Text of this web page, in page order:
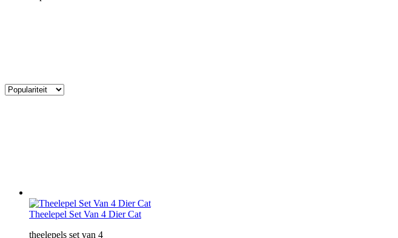
Theelepel Set Van 4 Dier Cat
theelepels set van 4